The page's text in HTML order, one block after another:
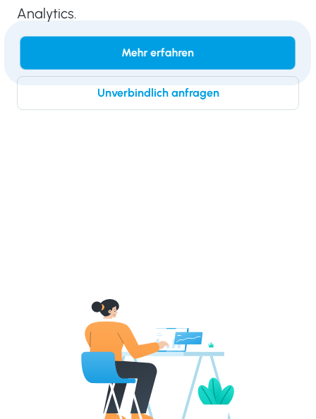
Analytics.
Mehr erfahren
Unverbindlich anfragen